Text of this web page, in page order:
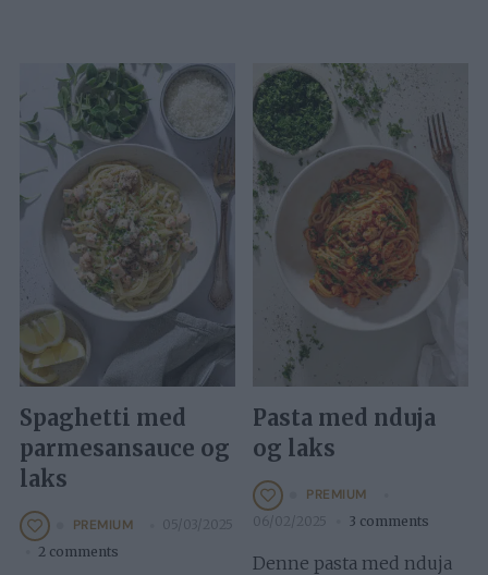
Spaghetti med
parmesansauce og
laks
PREMIUM
05/03/2025
2 comments
Pasta med nduja
og laks
PREMIUM
06/02/2025 3 comments
Denne pasta med nduja